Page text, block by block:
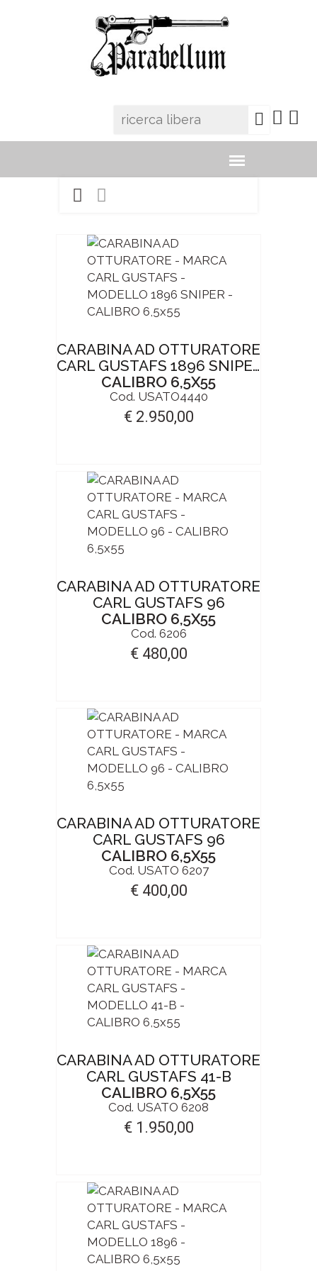
CARABINA AD OTTURATORE
CARL GUSTAFS 1896 SNIPER
CALIBRO 6,5X55
Cod. USATO4440
€ 2.950,00
CARABINA AD OTTURATORE
CARL GUSTAFS 96
CALIBRO 6,5X55
Cod. 6206
€ 480,00
CARABINA AD OTTURATORE
CARL GUSTAFS 96
CALIBRO 6,5X55
Cod. USATO 6207
€ 400,00
CARABINA AD OTTURATORE
CARL GUSTAFS 41-B
CALIBRO 6,5X55
Cod. USATO 6208
€ 1.950,00